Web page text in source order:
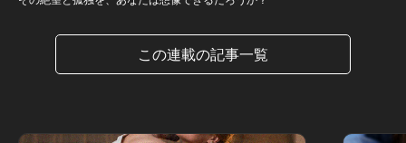
この連載の記事一覧